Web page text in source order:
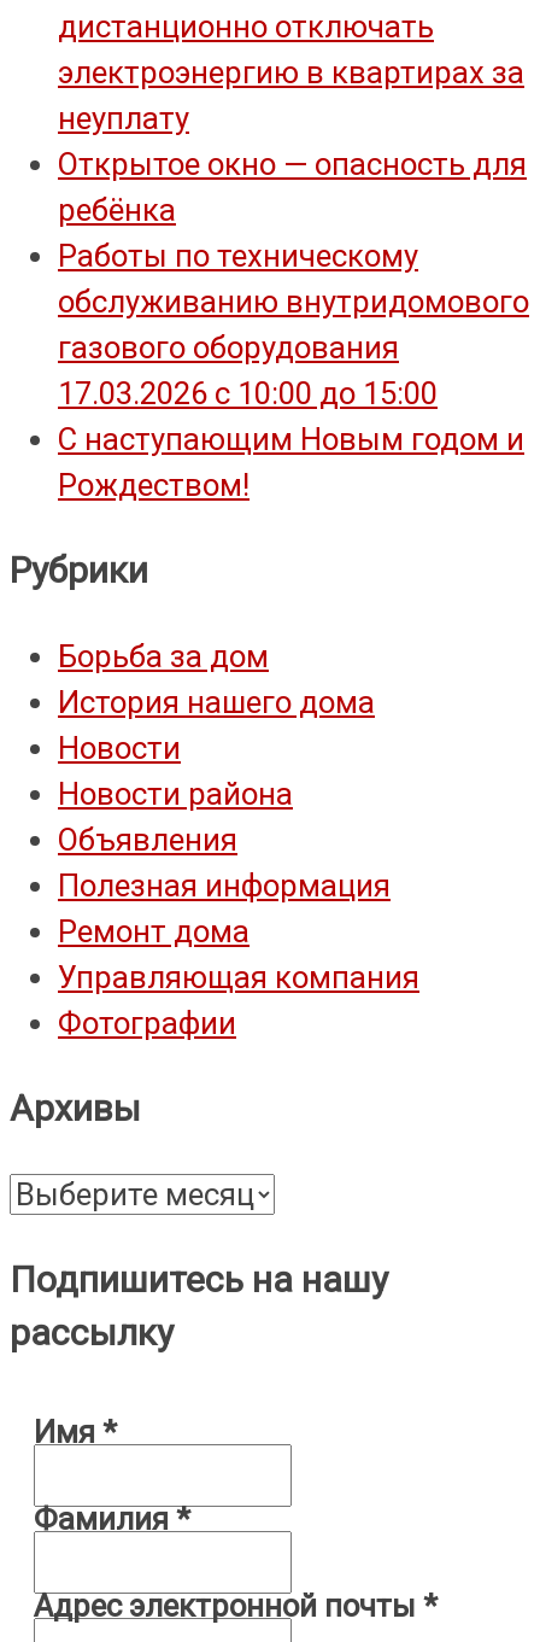
дистанционно отключать
электроэнергию в квартирах за
неуплату
Открытое окно — опасность для
ребёнка
Работы по техническому
обслуживанию внутридомового
газового оборудования
17.03.2026 с 10:00 до 15:00
С наступающим Новым годом и
Рождеством!
Рубрики
Борьба за дом
История нашего дома
Новости
Новости района
Объявления
Полезная информация
Ремонт дома
Управляющая компания
Фотографии
Архивы
Архивы
Подпишитесь на нашу
рассылку
Имя *
Фамилия*
Адрес электронной почты *